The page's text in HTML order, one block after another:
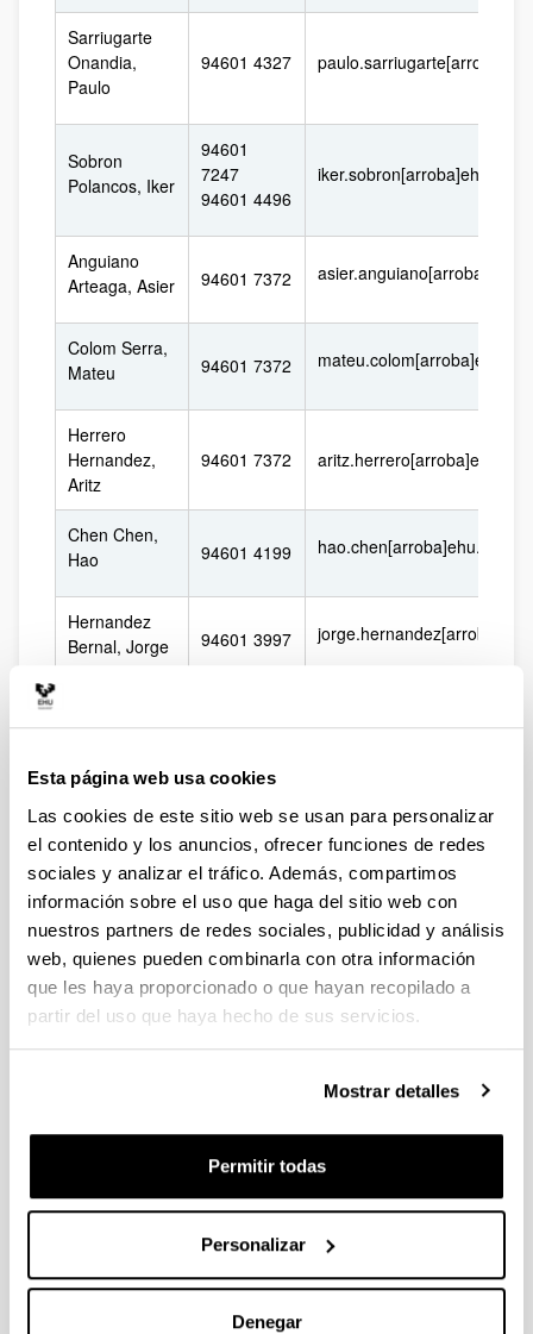
Esta página web usa cookies
Las cookies de este sitio web se usan para personalizar
el contenido y los anuncios, ofrecer funciones de redes
sociales y analizar el tráfico. Además, compartimos
información sobre el uso que haga del sitio web con
nuestros partners de redes sociales, publicidad y análisis
web, quienes pueden combinarla con otra información
que les haya proporcionado o que hayan recopilado a
partir del uso que haya hecho de sus servicios.
Mostrar detalles
Permitir todas
Personalizar
Denegar
Sarriugarte
Onandia,
Paulo
94601 4327
Sobron
Polancos, Iker
94601
7247
94601 4496
iker.sobron[arroba]ehu.eus
Anguiano
Arteaga, Asier
94601 7372
Colom Serra,
Mateu
94601 7372
Herrero
Hernandez,
Aritz
94601 7372 aritz.herrero[arroba]ehu.eus
Chen Chen,
Hao
94601 4199 hao.chen[arroba]ehu.eus
Hernandez
Bernal, Jorge
94601 3997
Rodriguez,
Mungira Ruiz,
Asier
94601 3997
Fax del
Departamento
94601 4178
Aula Espazio
y Fax
94601
7391
94601 8208
94601 8235
Sala Juntas 94601 7372
Alumnos
94601 7293